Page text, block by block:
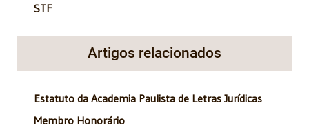
STF
Artigos relacionados
Estatuto da Academia Paulista de Letras Jurídicas
Membro Honorário